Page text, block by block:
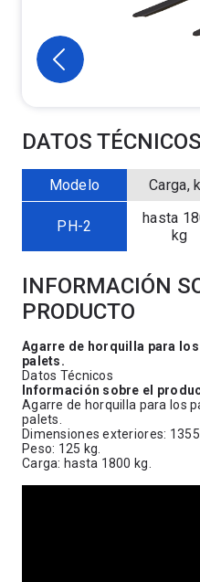
DATOS TÉCNICOS
Modelo Carga,
PH-2
hasta
kg
INFORMACIÓN
PRODUCTO
Agarre de horquilla para
palets.
Datos Técnicos
Información sobre el
Agarre de horquilla para los
palets.
Dimensiones exteriores:
Peso: 125 kg.
Carga: hasta 1800 kg.